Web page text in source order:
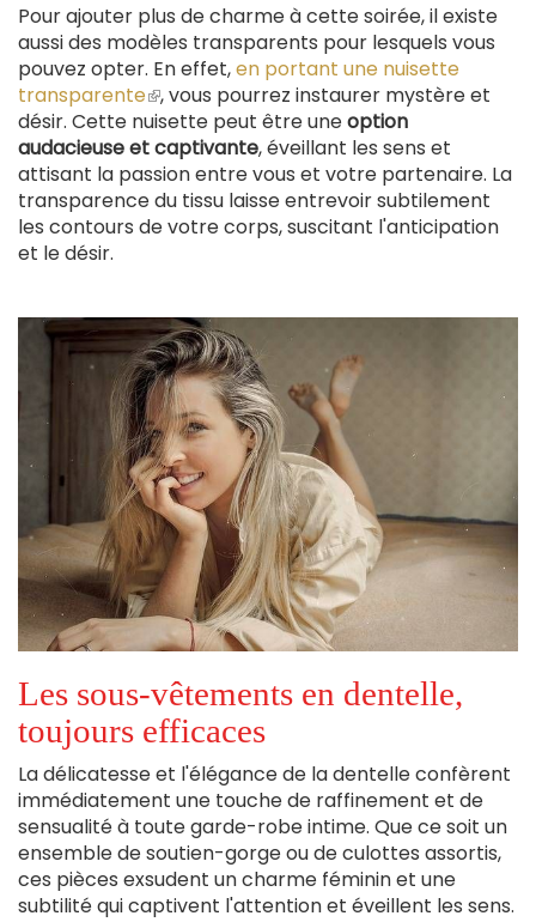
Pour ajouter plus de charme à cette soirée, il existe
aussi des modèles transparents pour lesquels vous
pouvez opter. En effet,en portant une nuisette
transparente(le
lien
est
externe)
, vous pourrez instaurer mystère et
désir. Cette nuisette peut être uneoption
audacieuse et captivante, éveillant les sens et
attisant la passion entre vous et votre partenaire. La
transparence du tissu laisse entrevoir subtilement
les contours de votre corps, suscitant l'anticipation
et le désir.
Les sous-vêtements en dentelle,
toujours efficaces
La délicatesse et l'élégance de la dentelle confèrent
immédiatement une touche de raffinement et de
sensualité à toute garde-robe intime. Que ce soit un
ensemble de soutien-gorge ou de culottes assortis,
ces pièces exsudent un charme féminin et une
subtilité qui captivent l'attention et éveillent les sens.